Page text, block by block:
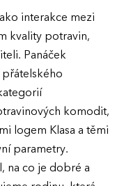
interakce mezi
kvality potravin,
Panáček
komodit,
logem Klasa a těmi
parametry.
na co je dobré a